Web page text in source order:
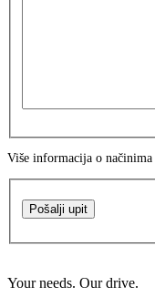
Više informacija o načinima
Pošalji upit
Your needs. Our drive.